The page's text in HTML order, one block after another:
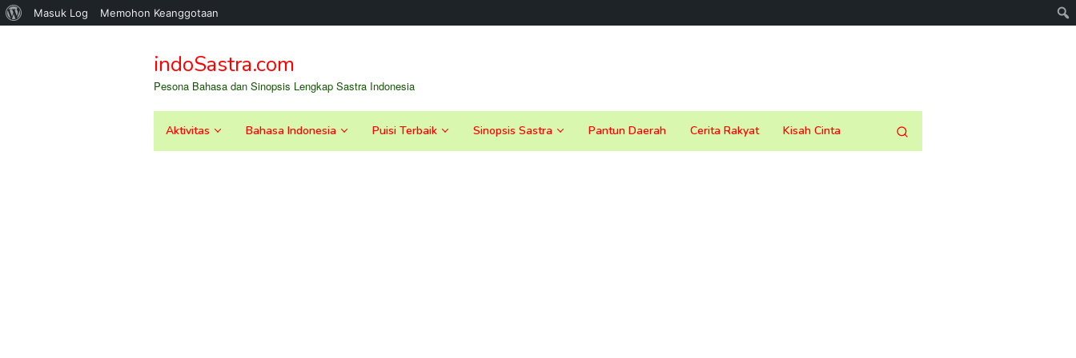
Tentang
Masuk Log Memohon Keanggotaan
kontenindoSastra.com
Pesona Bahasa dan Sinopsis Lengkap Sastra Indonesia
Aktivitas Bahasa Indonesia Puisi Terbaik Sinopsis Sastra Pantun Daerah Cerita Rakyat Kisah Cinta